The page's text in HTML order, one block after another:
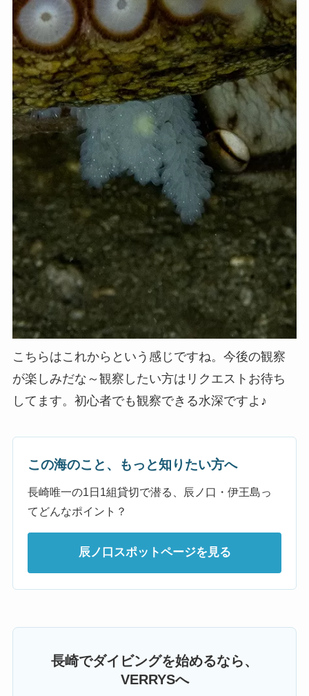
こちらはこれからという感じですね。今後の観察
が楽しみだな～観察したい方はリクエストお待ち
してます。初心者でも観察できる水深ですよ♪
この海のこと、もっと知りたい方へ
長崎唯一の1日1組貸切で潜る、辰ノ口・伊王島っ
てどんなポイント？
辰ノ口スポットページを見る
長崎でダイビングを始めるなら、
VERRYSへ